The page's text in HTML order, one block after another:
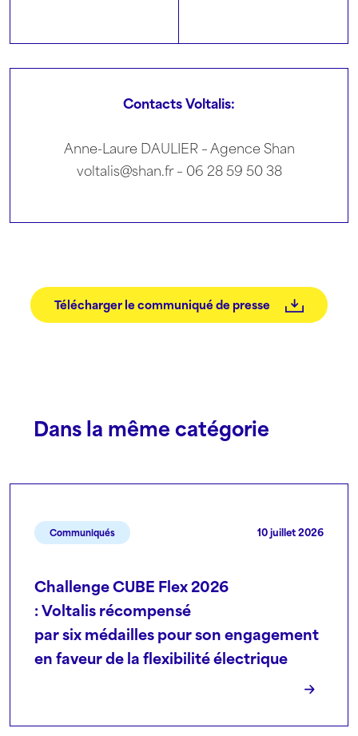
Contacts Voltalis:
Anne-Laure DAULIER – Agence Shan
voltalis@shan.fr – 06 28 59 50 38
Télécharger le communiqué de presse
Dans la même catégorie
Communiqués 10 juillet 2026
Challenge CUBE Flex 2026
: Voltalis récompensé
par six médailles pour son engagement
en faveur de la flexibilité électrique